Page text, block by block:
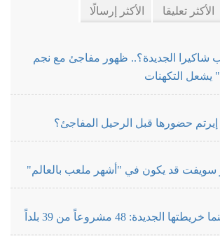
الأكثر تعليقا الأكثر إرسالًا
الجديدة؟.. ظهور مفاجئ مع نجم
حضورها قبل الرحيل المفاجئ؟
سويفت قد يكون في "أشهر ملعب بالعالم"
الجديدة: 48 مشروعاً من 39 بلداً